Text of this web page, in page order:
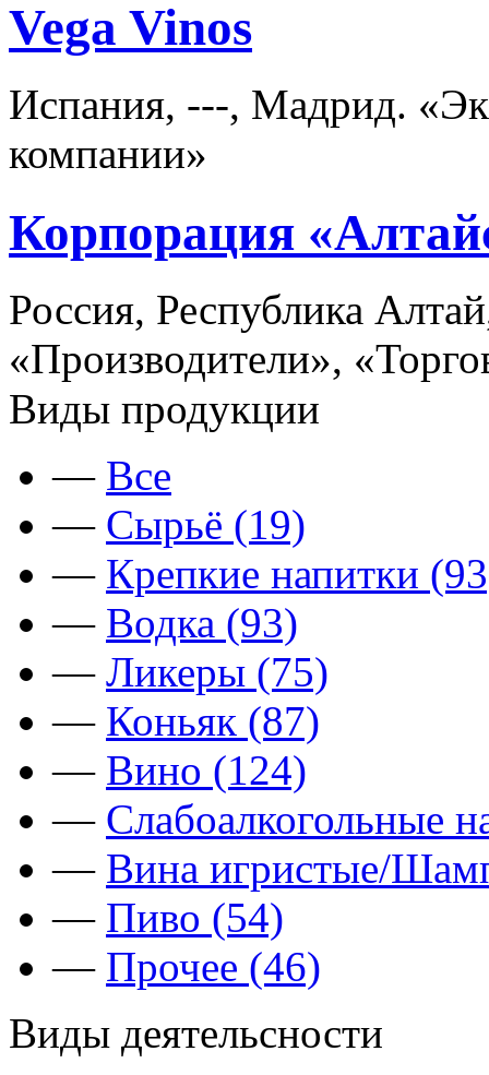
Vega Vinos
Испания, ---, Мадрид.
компании»
Корпорация
Россия, Республика
«Производители»,
Виды продукции
— Все
— Сырьё (19)
— Крепкие напитки
— Водка (93)
— Ликеры (75)
— Коньяк (87)
— Вино (124)
— Слабоалкогольные
— Вина игристые/
— Пиво (54)
— Прочее (46)
Виды деятельсности